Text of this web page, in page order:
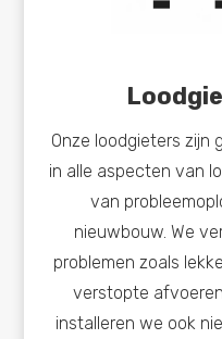
Onze loodgieters zijn
in alle aspecten van
van
nieuwbouw. We
problemen zoals
verstopte
installeren we ook